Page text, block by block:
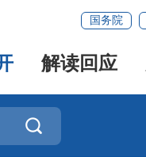
国务院
解读回应
